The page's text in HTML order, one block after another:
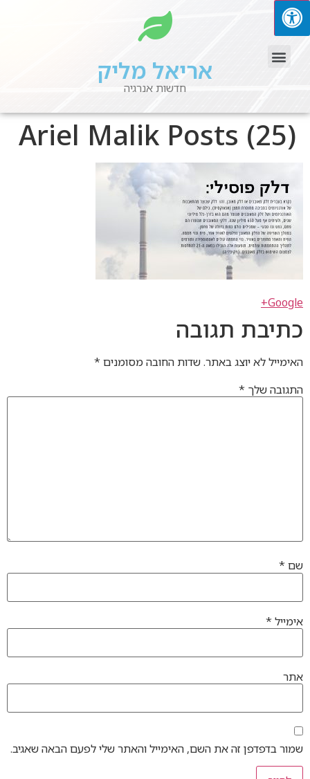
אריאל מליק
חדשות אנרגיה
Ariel Malik Posts (25)
Google+
כתיבת תגובה
האימייל לא יוצג באתר.שדות החובה מסומנים *
התגובה שלך *
שם *
אימייל *
אתר
שמור בדפדפן זה את השם, האימייל והאתר שלי לפעם הבאה שאגיב.